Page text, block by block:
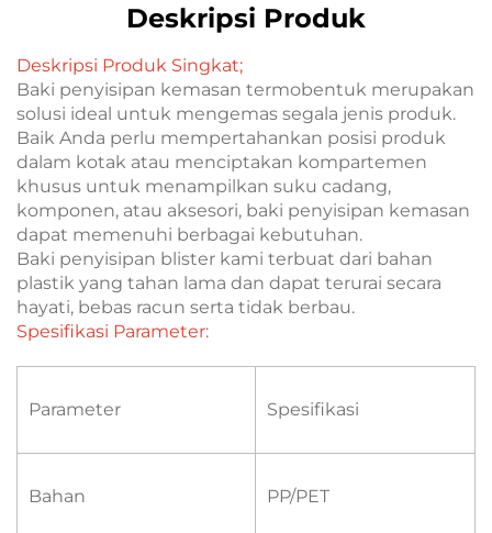
Deskripsi Produk
Deskripsi Produk Singkat;
Baki penyisipan kemasan termobentuk merupakan
solusi ideal untuk mengemas segala jenis produk.
Baik Anda perlu mempertahankan posisi produk
dalam kotak atau menciptakan kompartemen
khusus untuk menampilkan suku cadang,
komponen, atau aksesori, baki penyisipan kemasan
dapat memenuhi berbagai kebutuhan.
Baki penyisipan blister kami terbuat dari bahan
plastik yang tahan lama dan dapat terurai secara
hayati, bebas racun serta tidak berbau.
Spesifikasi Parameter:
Parameter Spesifikasi
Bahan PP/PET